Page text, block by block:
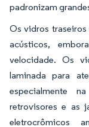
padronizam
Os vidros
acústicos,
velocidade. Os
laminada para
especialmente
retrovisores e as
eletrocrômicos